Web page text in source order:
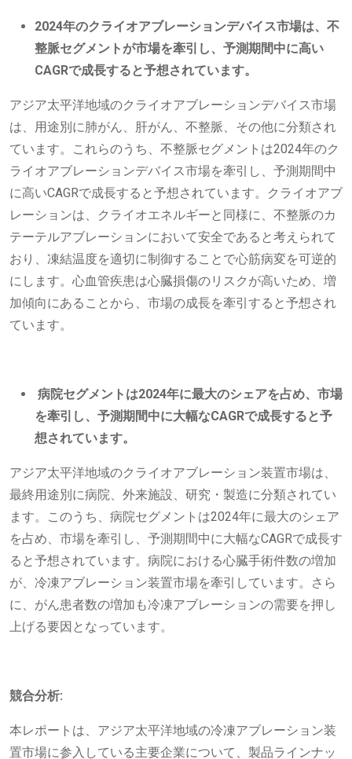
2024年のクライオアブレーションデバイス市場は、不
整脈セグメントが市場を牽引し、予測期間中に高い
CAGRで成長すると予想されています。
アジア太平洋地域のクライオアブレーションデバイス市場
は、用途別に肺がん、肝がん、不整脈、その他に分類され
ています。これらのうち、不整脈セグメントは2024年のク
ライオアブレーションデバイス市場を牽引し、予測期間中
に高いCAGRで成長すると予想されています。クライオアブ
レーションは、クライオエネルギーと同様に、不整脈のカ
テーテルアブレーションにおいて安全であると考えられて
おり、凍結温度を適切に制御することで心筋病変を可逆的
にします。心血管疾患は心臓損傷のリスクが高いため、増
加傾向にあることから、市場の成長を牽引すると予想され
ています。
病院セグメントは2024年に最大のシェアを占め、市場
を牽引し、予測期間中に大幅なCAGRで成長すると予
想されています。
アジア太平洋地域のクライオアブレーション装置市場は、
最終用途別に病院、外来施設、研究・製造に分類されてい
ます。このうち、病院セグメントは2024年に最大のシェア
を占め、市場を牽引し、予測期間中に大幅なCAGRで成長す
ると予想されています。病院における心臓手術件数の増加
が、冷凍アブレーション装置市場を牽引しています。さら
に、がん患者数の増加も冷凍アブレーションの需要を押し
上げる要因となっています。
競合分析:
本レポートは、アジア太平洋地域の冷凍アブレーション装
置市場に参入している主要企業について、製品ラインナッ